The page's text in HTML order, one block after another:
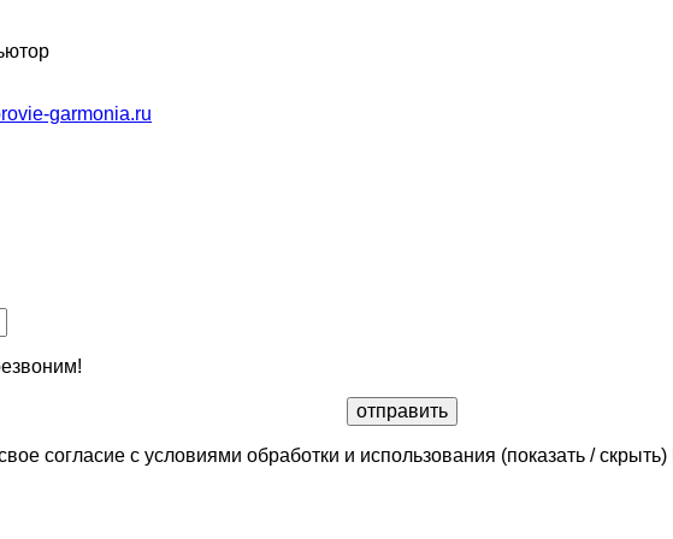
garmonia.ru
согласие с условиями обработки и использования (показать / скрыть)